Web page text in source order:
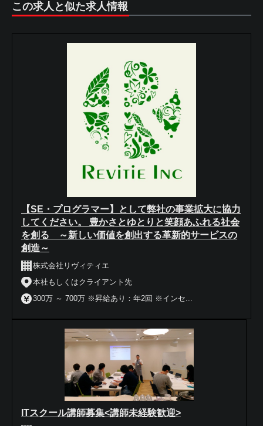
この求人と似た求人情報
【SE・プログラマー】として弊社の事業拡大に協力
してください。 豊かさとゆとりと笑顔あふれる社会
を創る ～新しい価値を創出する革新的サービスの
創造～
株式会社リヴィティエ
本社もしくはクライアント先
300万 ～ 700万 ※昇給あり：年2回 ※インセ...
ITスクール講師募集<講師未経験歓迎>